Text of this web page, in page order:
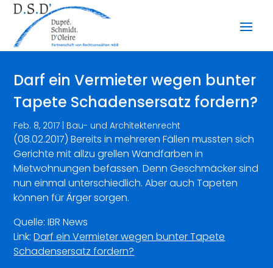
Darf ein Vermieter wegen bunter
Tapete Schadensersatz fordern?
Feb. 8, 2017 | Bau- und Architektenrecht
(08.02.2017) Bereits in mehreren Fällen mussten sich
Gerichte mit allzu grellen Wandfarben in
Mietwohnungen befassen. Denn Geschmäcker sind
nun einmal unterschiedlich. Aber auch Tapeten
können für Ärger sorgen.
Quelle: IBR News
Link:Darf ein Vermieter wegen bunter Tapete
Schadensersatz fordern?